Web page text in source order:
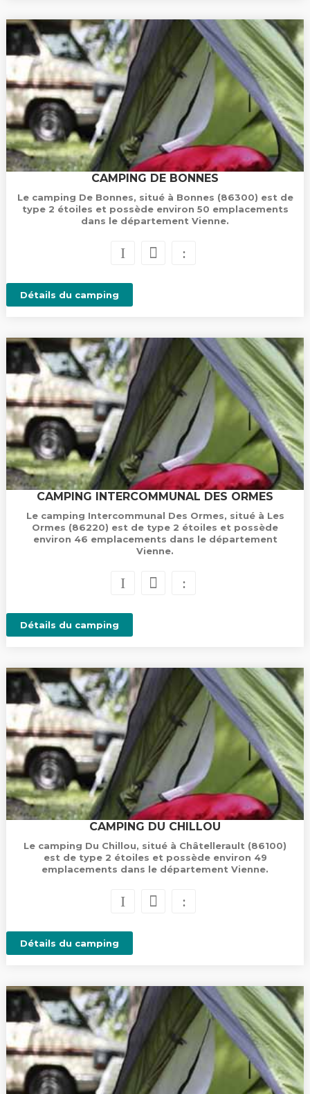
CAMPING DE BONNES
Le camping De Bonnes, situé à Bonnes (86300) est de
type 2 étoiles et possède environ 50 emplacements
dans le département Vienne.
Détails du camping
CAMPING INTERCOMMUNAL DES ORMES
Le camping Intercommunal Des Ormes, situé à Les
Ormes (86220) est de type 2 étoiles et possède
environ 46 emplacements dans le département
Vienne.
Détails du camping
CAMPING DU CHILLOU
Le camping Du Chillou, situé à Châtellerault (86100)
est de type 2 étoiles et possède environ 49
emplacements dans le département Vienne.
Détails du camping